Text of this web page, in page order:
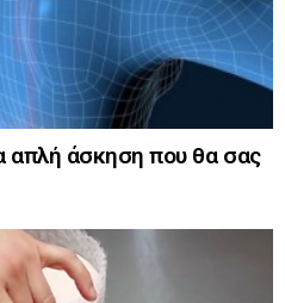
απλή άσκηση που θα σας